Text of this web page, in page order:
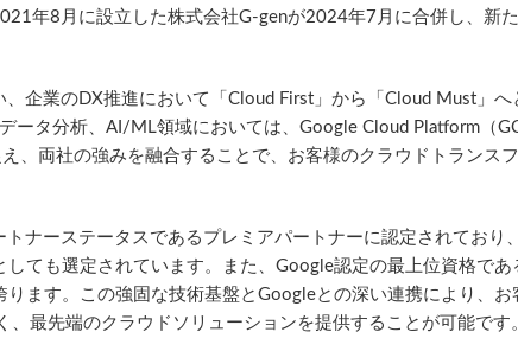
年8月に設立した株式会社G-genが2024年7月に合併し、新
企業のDX推進において「Cloud First」から「Cloud Must」
ータ分析、AI/ML領域においては、Google Cloud Platform（
、両社の強みを融合することで、お客様のクラウドトランス
ナーステータスであるプレミアパートナーに認定されており
ても選定されています。また、Google認定の最上位資格であ
ります。この強固な技術基盤とGoogleとの深い連携により、
最先端のクラウドソリューションを提供することが可能です